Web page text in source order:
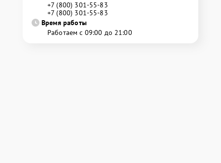
+7 (800) 301-55-83
+7 (800) 301-55-83
Время работы
Работаем с 09:00 до 21:00